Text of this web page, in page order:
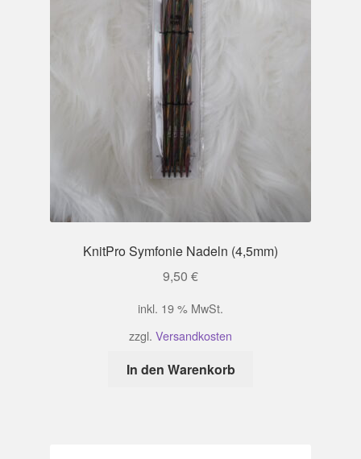
KnitPro Symfonie Nadeln (4,5mm)
9,50 €
inkl. 19 % MwSt.
zzgl. Versandkosten
In den Warenkorb